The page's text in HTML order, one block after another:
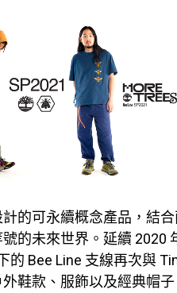
的可永續概念產品，結
的未來世界。延續 2020
的 Bee Line 支線再次與
鞋款、服飾以及經典帽